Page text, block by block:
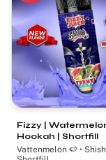
Fizzy |
Hookah | Shortfill
Vattenmelon 🍉 •